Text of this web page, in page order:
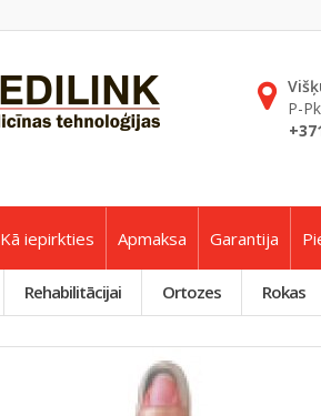
P-
Kā iepirkties Apmaksa Garantija
Rehabilitācijai Ortozes Rokas